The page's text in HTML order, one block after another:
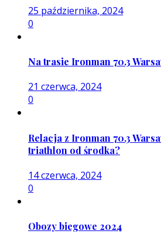
25 października, 2024
0
Na trasie Ironman 70.3
21 czerwca, 2024
0
Relacja z Ironman 70.3
triathlon od środka?
14 czerwca, 2024
0
Obozy biegowe 2024